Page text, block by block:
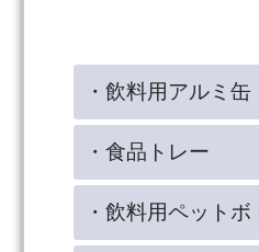
・飲料用アルミ缶
・食品トレー
・飲料用ペット